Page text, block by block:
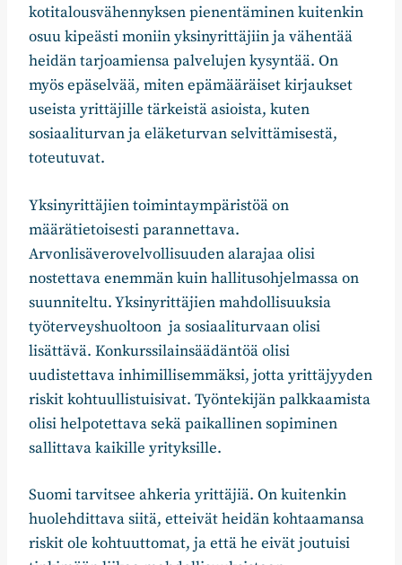
kotitalousvähennyksen pienentäminen kuitenkin
osuu kipeästi moniin yksinyrittäjiin ja vähentää
heidän tarjoamiensa palvelujen kysyntää. On
myös epäselvää, miten epämääräiset kirjaukset
useista yrittäjille tärkeistä asioista, kuten
sosiaaliturvan ja eläketurvan selvittämisestä,
toteutuvat.
Yksinyrittäjien toimintaympäristöä on
määrätietoisesti parannettava.
Arvonlisäverovelvollisuuden alarajaa olisi
nostettava enemmän kuin hallitusohjelmassa on
suunniteltu. Yksinyrittäjien mahdollisuuksia
työterveyshuoltoon ja sosiaaliturvaan olisi
lisättävä. Konkurssilainsäädäntöä olisi
uudistettava inhimillisemmäksi, jotta yrittäjyyden
riskit kohtuullistuisivat. Työntekijän palkkaamista
olisi helpotettava sekä paikallinen sopiminen
sallittava kaikille yrityksille.
Suomi tarvitsee ahkeria yrittäjiä. On kuitenkin
huolehdittava siitä, etteivät heidän kohtaamansa
riskit ole kohtuuttomat, ja että he eivät joutuisi